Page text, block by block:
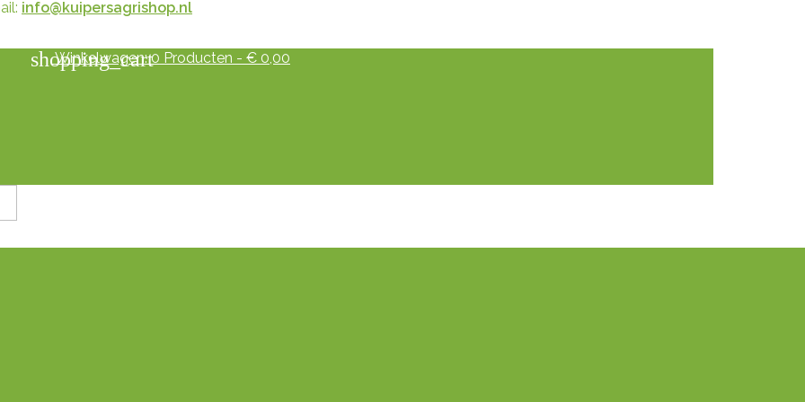
info@kuipersagrishop.nl
shopping_cart
Winkelwagen: 0 Producten - € 0,00